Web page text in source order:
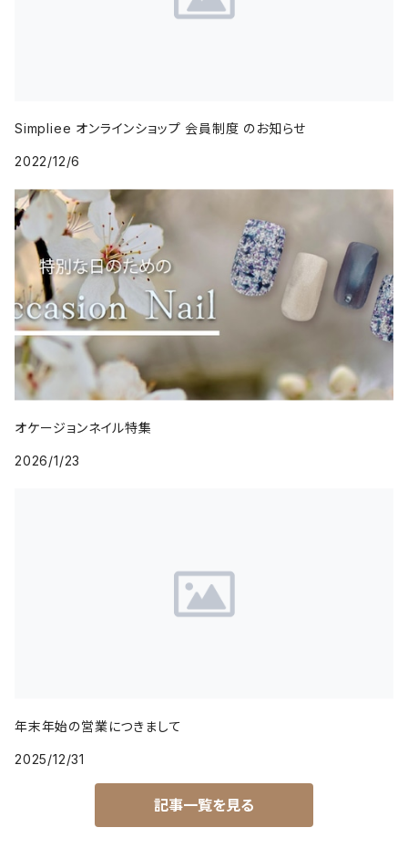
Simpliee オンラインショップ 会員制度 のお知らせ
2022/12/6
オケージョンネイル特集
2026/1/23
年末年始の営業につきまして
2025/12/31
記事一覧を見る